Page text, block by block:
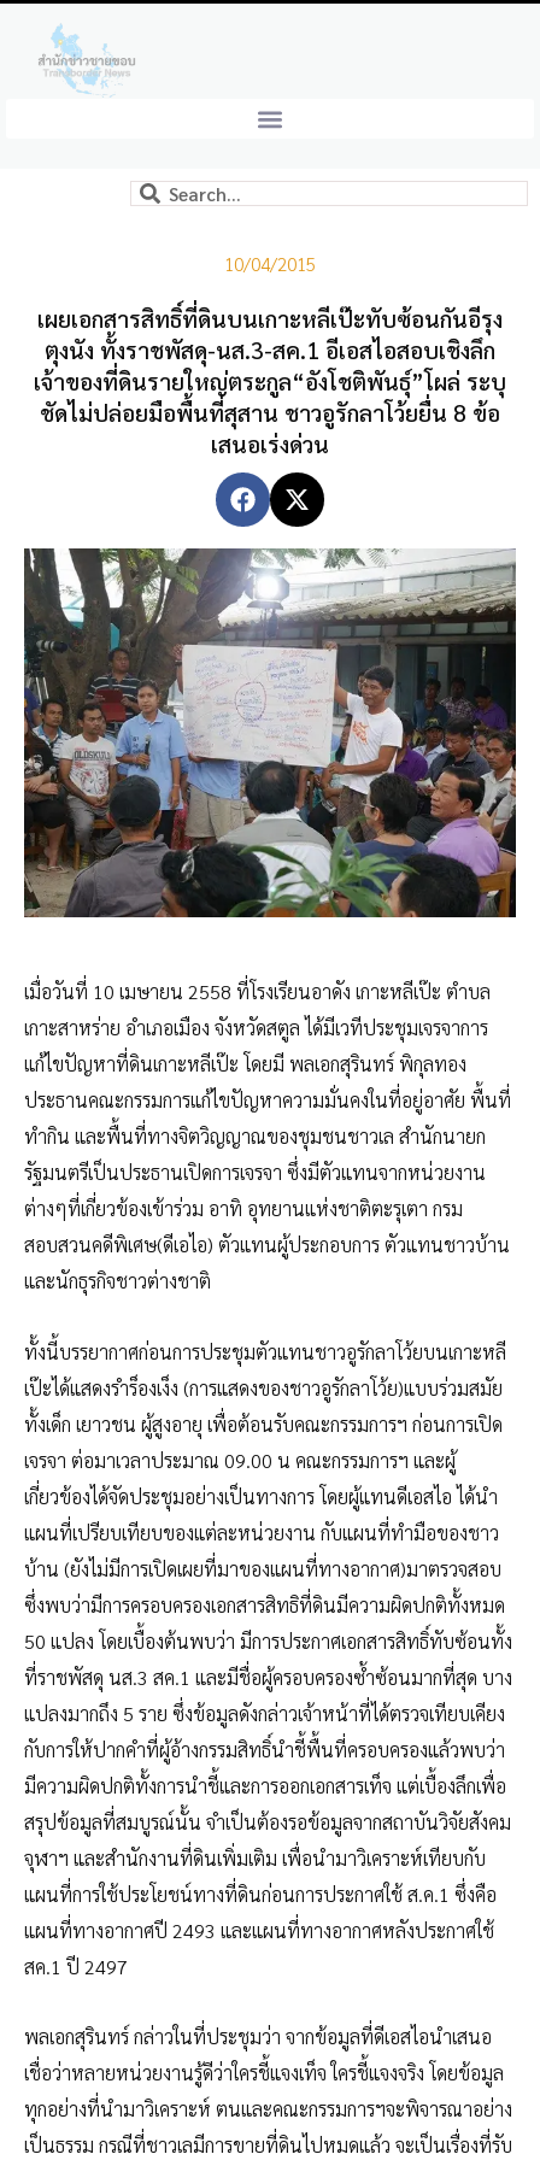
10/04/2015
เผยเอกสารสิทธิ์ที่ดินบนเกาะหลีเป๊ะทับซ้อนกันอีรุง
ตุงนัง ทั้งราชพัสดุ-นส.3-สค.1 อีเอสไอสอบเชิงลึก
เจ้าของที่ดินรายใหญ่ตระกูล“อังโชติพันธุ์”โผล่ ระบุ
ชัดไม่ปล่อยมือพื้นที่สุสาน ชาวอูรักลาโว้ยยื่น 8 ข้อ
เสนอเร่งด่วน
เมื่อวันที่ 10 เมษายน 2558 ที่โรงเรียนอาดัง เกาะหลีเป๊ะ ตำบล
เกาะสาหร่าย อำเภอเมือง จังหวัดสตูล ได้มีเวทีประชุมเจรจาการ
แก้ไขปัญหาที่ดินเกาะหลีเป๊ะ โดยมี พลเอกสุรินทร์ พิกุลทอง
ประธานคณะกรรมการแก้ไขปัญหาความมั่นคงในที่อยู่อาศัย พื้นที่
ทำกิน และพื้นที่ทางจิตวิญญาณของชุมชนชาวเล สำนักนายก
รัฐมนตรีเป็นประธานเปิดการเจรจา ซึ่งมีตัวแทนจากหน่วยงาน
ต่างๆที่เกี่ยวข้องเข้าร่วม อาทิ อุทยานแห่งชาติตะรุเตา กรม
สอบสวนคดีพิเศษ(ดีเอไอ) ตัวแทนผู้ประกอบการ ตัวแทนชาวบ้าน
และนักธุรกิจชาวต่างชาติ
ทั้งนี้บรรยากาศก่อนการประชุมตัวแทนชาวอูรักลาโว้ยบนเกาะหลี
เป๊ะได้แสดงรำร็องเง็ง (การแสดงของชาวอูรักลาโว้ย)แบบร่วมสมัย
ทั้งเด็ก เยาวชน ผู้สูงอายุ เพื่อต้อนรับคณะกรรมการฯ ก่อนการเปิด
เจรจา ต่อมาเวลาประมาณ 09.00 น คณะกรรมการฯ และผู้
เกี่ยวข้องได้จัดประชุมอย่างเป็นทางการ โดยผู้แทนดีเอสไอ ได้นำ
แผนที่เปรียบเทียบของแต่ละหน่วยงาน กับแผนที่ทำมือของชาว
บ้าน (ยังไม่มีการเปิดเผยที่มาของแผนที่ทางอากาศ)มาตรวจสอบ
ซึ่งพบว่ามีการครอบครองเอกสารสิทธิที่ดินมีความผิดปกติทั้งหมด
50 แปลง โดยเบื้องต้นพบว่า มีการประกาศเอกสารสิทธิ์ทับซ้อนทั้ง
ที่ราชพัสดุ นส.3 สค.1 และมีชื่อผู้ครอบครองซ้ำซ้อนมากที่สุด บาง
แปลงมากถึง 5 ราย ซึ่งข้อมูลดังกล่าวเจ้าหน้าที่ได้ตรวจเทียบเคียง
กับการให้ปากคำที่ผู้อ้างกรรมสิทธิ์นำชี้พื้นที่ครอบครองแล้วพบว่า
มีความผิดปกติทั้งการนำชี้และการออกเอกสารเท็จ แต่เบื้องลึกเพื่อ
สรุปข้อมูลที่สมบูรณ์นั้น จำเป็นต้องรอข้อมูลจากสถาบันวิจัยสังคม
จุฬาฯ และสำนักงานที่ดินเพิ่มเติม เพื่อนำมาวิเคราะห์เทียบกับ
แผนที่การใช้ประโยชน์ทางที่ดินก่อนการประกาศใช้ ส.ค.1 ซึ่งคือ
แผนที่ทางอากาศปี 2493 และแผนที่ทางอากาศหลังประกาศใช้
สค.1 ปี 2497
พลเอกสุรินทร์ กล่าวในที่ประชุมว่า จากข้อมูลที่ดีเอสไอนำเสนอ
เชื่อว่าหลายหน่วยงานรู้ดีว่าใครชี้แจงเท็จ ใครชี้แจงจริง โดยข้อมูล
ทุกอย่างที่นำมาวิเคราะห์ ตนและคณะกรรมการฯจะพิจารณาอย่าง
เป็นธรรม กรณีที่ชาวเลมีการขายที่ดินไปหมดแล้ว จะเป็นเรื่องที่รับ